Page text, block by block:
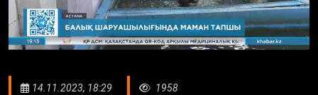
14.11.2023, 18:29 1958